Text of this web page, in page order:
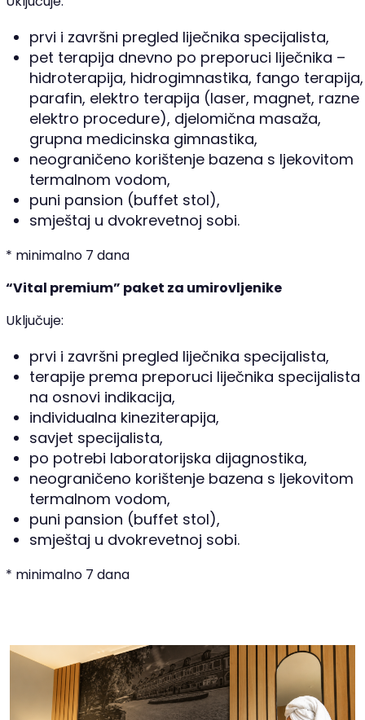
prvi i završni pregled liječnika specijalista,
pet terapija dnevno po preporuci liječnika –
hidroterapija, hidrogimnastika, fango terapija,
parafin, elektro terapija (laser, magnet, razne
elektro procedure), djelomična masaža,
grupna medicinska gimnastika,
neograničeno korištenje bazena s ljekovitom
termalnom vodom,
puni pansion (buffet stol),
smještaj u dvokrevetnoj sobi.
* minimalno 7 dana
“Vital premium” paket za umirovljenike
Uključuje:
prvi i završni pregled liječnika specijalista,
terapije prema preporuci liječnika specijalista
na osnovi indikacija,
individualna kineziterapija,
savjet specijalista,
po potrebi laboratorijska dijagnostika,
neograničeno korištenje bazena s ljekovitom
termalnom vodom,
puni pansion (buffet stol),
smještaj u dvokrevetnoj sobi.
* minimalno 7 dana